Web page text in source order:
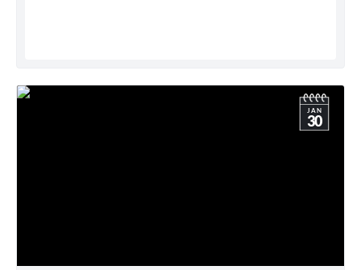
JAN
30